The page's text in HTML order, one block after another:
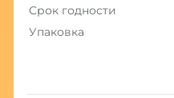
Срок годности
Упаковка